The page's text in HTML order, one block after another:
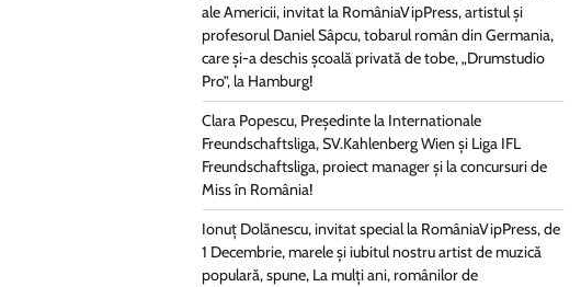
ale Americii, invitat la RomâniaVipPress, artistul și
profesorul Daniel Sâpcu, tobarul român din Germania,
care și-a deschis școală privată de tobe, „Drumstudio
Pro”, la Hamburg!
Clara Popescu, Președinte la Internationale
Freundschaftsliga, SV.Kahlenberg Wien şi Liga IFL
Freundschaftsliga, proiect manager și la concursuri de
Miss în România!
Ionuț Dolănescu, invitat special la RomâniaVipPress, de
1 Decembrie, marele și iubitul nostru artist de muzică
populară, spune, La mulți ani, românilor de